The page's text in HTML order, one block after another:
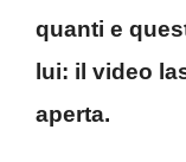
quanti e
lui: il video
aperta.